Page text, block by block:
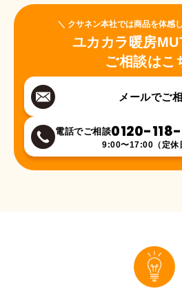
＼ クサネン本社では商品を体感
ユカカラ暖房
ご相談はこ
メールでご
電話でご相談0120-
9:00〜17:00（定休